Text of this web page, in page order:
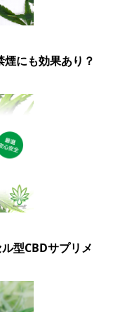
煙にも効果あり？
型CBDサプリメ